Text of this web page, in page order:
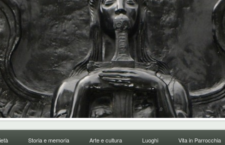
Storia e memoria Arte e cultura Luoghi Vita in Parrocchia